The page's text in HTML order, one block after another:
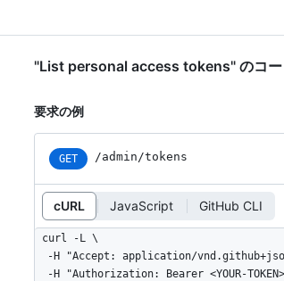
"List personal access tokens" のコー
要求の例
GET /admin/tokens
cURL JavaScript GitHub CLI
curl -L \